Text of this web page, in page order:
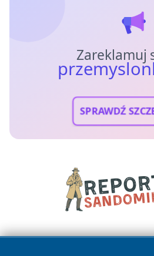
Zareklamuj
SPRAWDŹ